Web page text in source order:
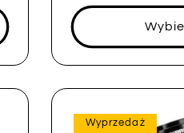
Wyprzedaż